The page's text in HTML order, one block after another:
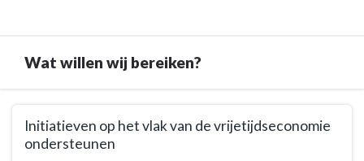
openbaar
Bestuurlijke
kaders
Wat willen wij bereiken?
navigatie
Initiatieven op het vlak van de vrijetijdseconomie
ondersteunen